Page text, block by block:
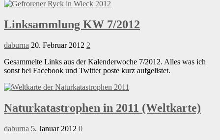
Linksammlung KW 7/2012
daburna 20. Februar 2012 2
Gesammelte Links aus der Kalenderwoche 7/2012. Alles was ich
sonst bei Facebook und Twitter poste kurz aufgelistet.
Naturkatastrophen in 2011 (Weltkarte)
daburna 5. Januar 2012 0